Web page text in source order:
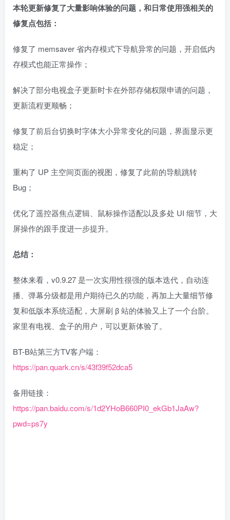
本轮更新修复了大量影响体验的问题，和日常使用强相关的
修复点包括：
修复了 memsaver 省内存模式下导航异常的问题，开启低内
存模式也能正常操作；
解决了部分电视盒子更新时卡在外部存储权限申请的问题，
更新流程更顺畅；
修复了前后台切换时字体大小异常变化的问题，界面显示更
稳定；
重构了 UP 主空间页面的视图，修复了此前的导航跳转
Bug；
优化了遥控器焦点逻辑、鼠标操作适配以及多处 UI 细节，大
屏操作的跟手度进一步提升。
总结：
整体来看，v0.9.27 是一次实用性很强的版本迭代，自动连
播、弹幕分级都是用户期待已久的功能，再加上大量细节修
复和低版本系统适配，大屏刷 β 站的体验又上了一个台阶。
家里有电视、盒子的用户，可以更新体验了。
BT-B站第三方TV客户端：
https://pan.quark.cn/s/43f39f52dca5
备用链接：
https://pan.baidu.com/s/1d2YHoB660PI0_ekGb1JaAw?
pwd=ps7y